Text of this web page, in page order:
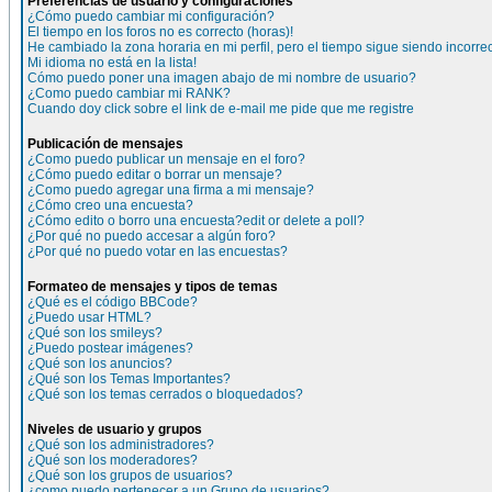
¿Cómo puedo cambiar mi configuración?
El tiempo en los foros no es correcto (horas)!
He cambiado la zona horaria en mi perfil, pero el tiempo sigue siendo
Mi idioma no está en la lista!
Cómo puedo poner una imagen abajo de mi nombre de usuario?
¿Como puedo cambiar mi RANK?
Cuando doy click sobre el link de e-mail me pide que me registre
Publicación de mensajes
¿Como puedo publicar un mensaje en el foro?
¿Cómo puedo editar o borrar un mensaje?
¿Como puedo agregar una firma a mi mensaje?
¿Cómo creo una encuesta?
¿Cómo edito o borro una encuesta?edit or delete a poll?
¿Por qué no puedo accesar a algún foro?
¿Por qué no puedo votar en las encuestas?
Formateo de mensajes y tipos de temas
¿Qué es el código BBCode?
¿Puedo usar HTML?
¿Qué son los smileys?
¿Puedo postear imágenes?
¿Qué son los anuncios?
¿Qué son los Temas Importantes?
¿Qué son los temas cerrados o bloquedados?
Niveles de usuario y grupos
¿Qué son los administradores?
¿Qué son los moderadores?
¿Qué son los grupos de usuarios?